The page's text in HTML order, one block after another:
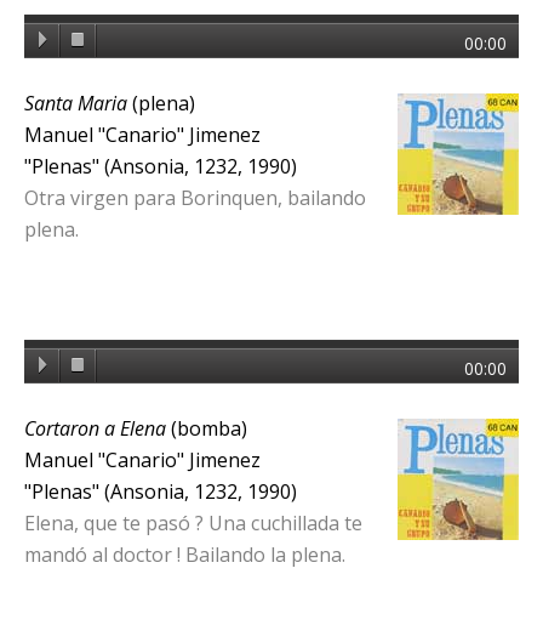
00:00
Santa Maria(plena)
Manuel "Canario" Jimenez
"Plenas" (Ansonia, 1232, 1990)
Otra virgen para Borinquen, bailando
plena.
00:00
Cortaron a Elena(bomba)
Manuel "Canario" Jimenez
"Plenas" (Ansonia, 1232, 1990)
Elena, que te pasó ? Una cuchillada te
mandó al doctor ! Bailando la plena.